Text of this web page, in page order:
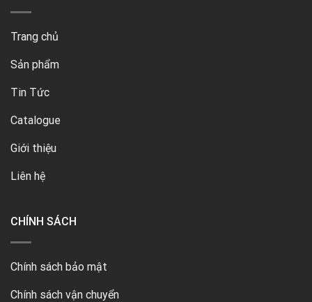
Trang chủ
Sản phẩm
Tin Tức
Catalogue
Giới thiệu
Liên hệ
CHÍNH SÁCH
Chính sách bảo mật
Chính sách vận chuyển